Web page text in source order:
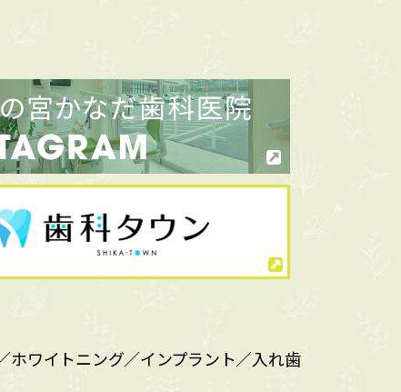
ワイトニング／インプラント／入れ歯